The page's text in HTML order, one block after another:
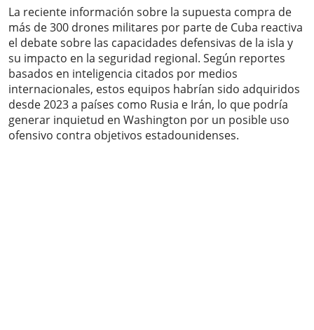
La reciente información sobre la supuesta compra de
más de 300 drones militares por parte de Cuba reactiva
el debate sobre las capacidades defensivas de la isla y
su impacto en la seguridad regional. Según reportes
basados en inteligencia citados por medios
internacionales, estos equipos habrían sido adquiridos
desde 2023 a países como Rusia e Irán, lo que podría
generar inquietud en Washington por un posible uso
ofensivo contra objetivos estadounidenses.